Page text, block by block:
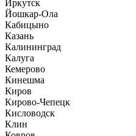
Иркутск
Йошкар-Ола
Кабицыно
Казань
Калининград
Калуга
Кемерово
Кинешма
Киров
Кирово-Чепецк
Кисловодск
Клин